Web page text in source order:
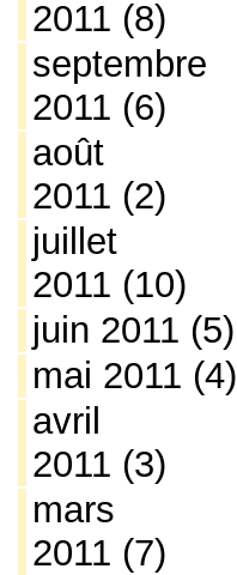
2011 (8)
septembre
2011 (6)
août
2011 (2)
juillet
2011 (10)
juin 2011 (5)
mai 2011 (4)
avril
2011 (3)
mars
2011 (7)